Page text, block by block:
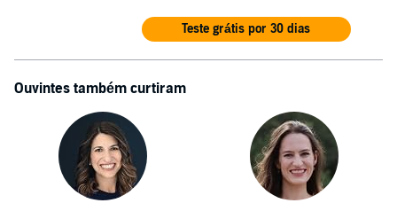
Teste grátis por 30 dias
Ouvintes também curtiram